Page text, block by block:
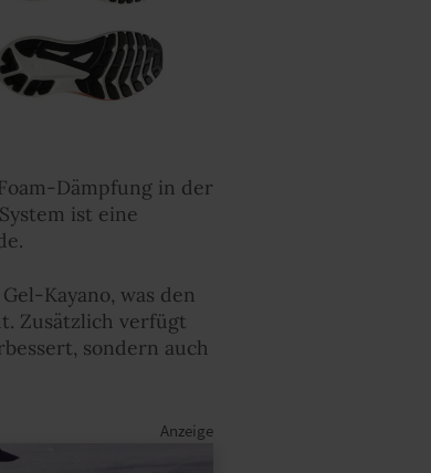
Dämpfung in der
ist eine
Kayano, was den
Zusätzlich verfügt
sondern auch